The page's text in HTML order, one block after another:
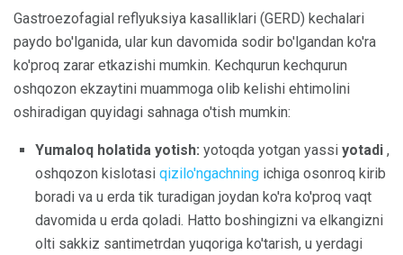
Gastroezofagial reflyuksiya kasalliklari (GERD) kechalari
paydo bo'lganida, ular kun davomida sodir bo'lgandan ko'ra
ko'proq zarar etkazishi mumkin. Kechqurun kechqurun
oshqozon ekzaytini muammoga olib kelishi ehtimolini
oshiradigan quyidagi sahnaga o'tish mumkin:
Yumaloq holatida yotish: yotoqda yotgan yassi yotadi ,
oshqozon kislotasi qizilo'ngachning ichiga osonroq kirib
boradi va u erda tik turadigan joydan ko'ra ko'proq vaqt
davomida u erda qoladi. Hatto boshingizni va elkangizni
olti sakkiz santimetrdan yuqoriga ko'tarish, u yerdagi